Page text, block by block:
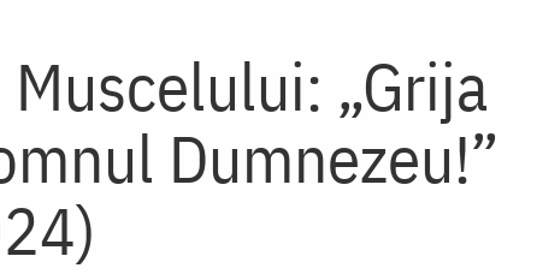
„Grija
Dumnezeu!”